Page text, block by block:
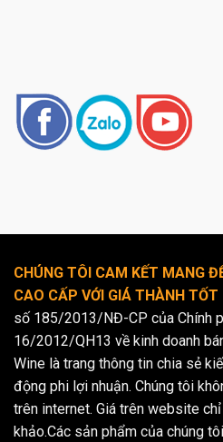
CHÚNG TÔI CAM KẾT MANG
CAO CẤP VỚI GIÁ THÀNH
số 185/2013/NĐ-CP của Chính
16/2012/QH13 về kinh doanh
Wine là trang thông tin chia sẻ
động phi lợi nhuận. Chúng tôi
trên internet. Giá trên website
khảo.Các sản phẩm của chúng